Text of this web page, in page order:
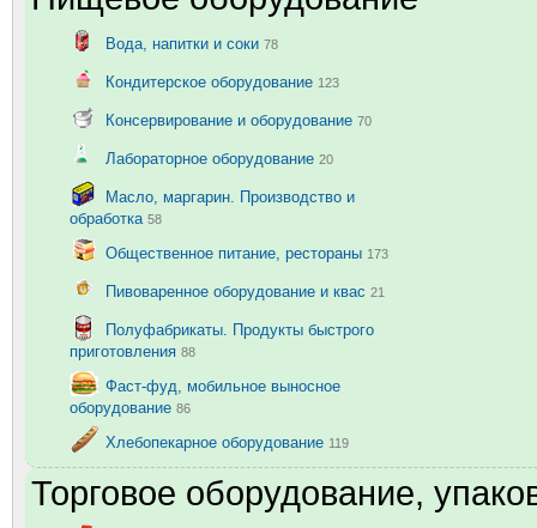
Вода, напитки и соки 78
Кондитерское оборудование 123
Консервирование и оборудование 70
Лабораторное оборудование 20
Масло, маргарин. Производство и
обработка 58
Общественное питание, рестораны 173
Пивоваренное оборудование и квас 21
Полуфабрикаты. Продукты быстрого
приготовления 88
Фаст-фуд, мобильное выносное
оборудование 86
Хлебопекарное оборудование 119
Торговое оборудование,